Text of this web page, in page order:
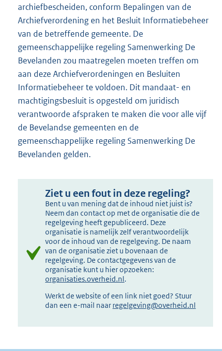
archiefbescheiden, conform Bepalingen van de
Archiefverordening en het Besluit Informatiebeheer
van de betreffende gemeente. De
gemeenschappelijke regeling Samenwerking De
Bevelanden zou maatregelen moeten treffen om
aan deze Archiefverordeningen en Besluiten
Informatiebeheer te voldoen. Dit mandaat- en
machtigingsbesluit is opgesteld om juridisch
verantwoorde afspraken te maken die voor alle vijf
de Bevelandse gemeenten en de
gemeenschappelijke regeling Samenwerking De
Bevelanden gelden.
Ziet u een fout in deze regeling?
Bent u van mening dat de inhoud niet juist is?
Neem dan contact op met de organisatie die de
regelgeving heeft gepubliceerd. Deze
organisatie is namelijk zelf verantwoordelijk
voor de inhoud van de regelgeving. De naam
van de organisatie ziet u bovenaan de
regelgeving. De contactgegevens van de
organisatie kunt u hier opzoeken:
organisaties.overheid.nl.
Werkt de website of een link niet goed? Stuur
dan een e-mail naar regelgeving@overheid.nl